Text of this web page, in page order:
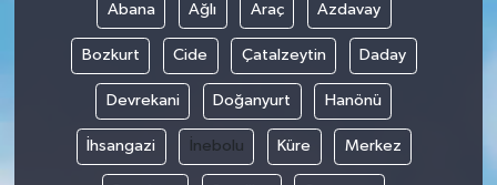
Abana Ağlı Araç Azdavay
Bozkurt Cide Çatalzeytin Daday
Devrekani Doğanyurt Hanönü
İhsangazi İnebolu Küre Merkez